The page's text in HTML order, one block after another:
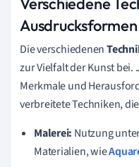
Ausdrucksformen
Die verschiedenen
zur Vielfalt der Kunst bei.
Merkmale und
verbreitete Techniken,
Malerei: Nutzung
Materialien, wie